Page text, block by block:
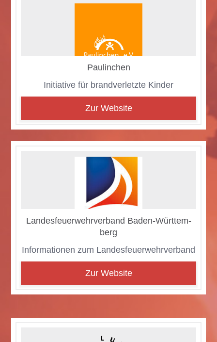
Pau­lin­chen
In­itia­ti­ve für brand­ver­letz­te Kin­der
Zur Website
Lan­des­feu­er­wehr­ver­band Ba­den-Würt­tem­
berg
In­for­ma­tio­nen zum Lan­des­feu­er­wehr­ver­band
Zur Website